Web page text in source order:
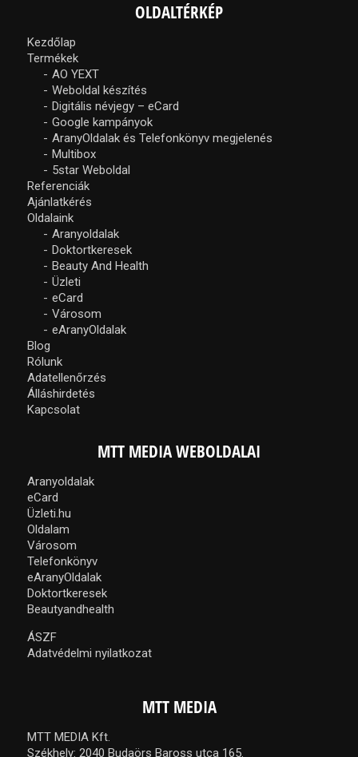
OLDALTÉRKÉP
Kezdőlap
Termékek
AO YEXT
Weboldal készítés
Digitális névjegy – eCard
Google kampányok
AranyOldalak és Telefonkönyv megjelenés
Multibox
5star Weboldal
Referenciák
Ajánlatkérés
Oldalaink
Aranyoldalak
Doktortkeresek
Beauty And Health
Üzleti
eCard
Városom
eAranyOldalak
Blog
Rólunk
Adatellenőrzés
Álláshirdetés
Kapcsolat
MTT MEDIA WEBOLDALAI
Aranyoldalak
eCard
Üzleti.hu
Oldalam
Városom
Telefonkönyv
eAranyOldalak
Doktortkeresek
Beautyandhealth
ÁSZF
Adatvédelmi nyilatkozat
MTT MEDIA
MTT MEDIA Kft.
Székhely: 2040 Budaörs Baross utca 165.